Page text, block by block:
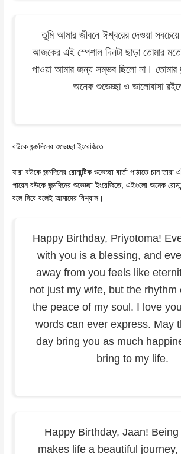
তুমি আমার জীবনে ঈশ্বরের দেওয়া
আজকের এই স্পেশাল দিনটা ছাড়া তোমার
পাওয়া আমার জন্য সম্ভব ছিলো না। তোমার
অনেক শুভেচ্ছা ও ভালোবাসা
বউকে জন্মদিনের শুভেচ্ছা ইংরেজিতে
যারা বউকে জন্মদিনের রোমান্টিক শুভেচ্ছা বার্তা পাঠাতে চান
পারেন বউকে জন্মদিনের শুভেচ্ছা ইংরেজিতে, এইগুলো অনেক
বলে দিবে বলেই আমাদের বিশ্বাস।
Happy Birthday, Priyotoma!
with you is a blessing, and
away from you feels like
not just my wife, but the rhythm
the peace of my soul. I love
words can ever express. May
day bring you as much
bring to my life.
Happy Birthday, Jaan!
makes life a beautiful